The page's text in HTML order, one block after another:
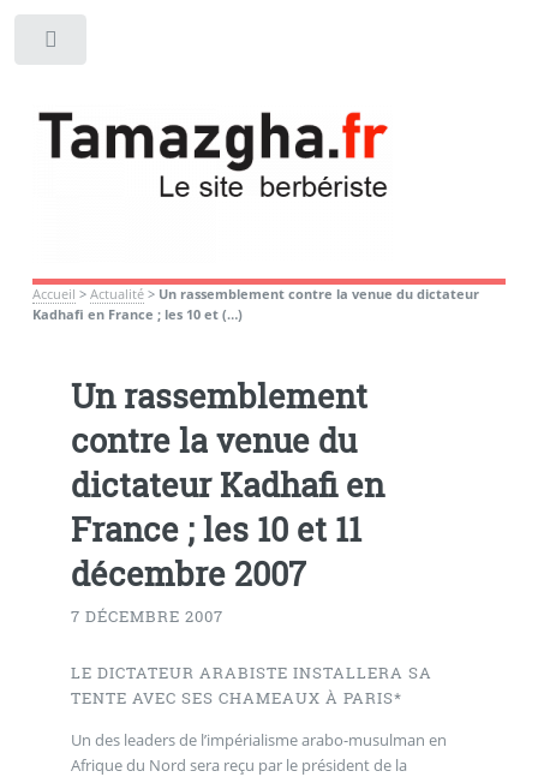
Accueil > Actualité> Un rassemblement contre la venue du dictateur
Kadhafi en France ; les 10 et (…)
Un rassemblement
contre la venue du
dictateur Kadhafi en
France ; les 10 et 11
décembre 2007
7 DÉCEMBRE 2007
LE DICTATEUR ARABISTE INSTALLERA SA
TENTE AVEC SES CHAMEAUX À PARIS*
Un des leaders de l’impérialisme arabo-musulman en
Afrique du Nord sera reçu par le président de la